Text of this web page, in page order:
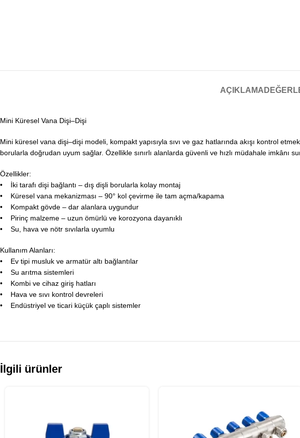
AÇIKLAMA
Mini Küresel Vana Dişi–Dişi
Mini küresel vana dişi–dişi modeli, kompakt yapısıyla sıvı ve gaz hatlarında akışı kontrol
borularla doğrudan uyum sağlar. Özellikle sınırlı alanlarda güvenli ve hızlı müdahale imkânı
Özellikler:
• İki tarafı dişi bağlantı – dış dişli borularla kolay montaj
• Küresel vana mekanizması – 90° kol çevirme ile tam açma/kapama
• Kompakt gövde – dar alanlara uygundur
• Pirinç malzeme – uzun ömürlü ve korozyona dayanıklı
• Su, hava ve nötr sıvılarla uyumlu
Kullanım Alanları:
• Ev tipi musluk ve armatür altı bağlantılar
• Su arıtma sistemleri
• Kombi ve cihaz giriş hatları
• Hava ve sıvı kontrol devreleri
• Endüstriyel ve ticari küçük çaplı sistemler
İlgili ürünler